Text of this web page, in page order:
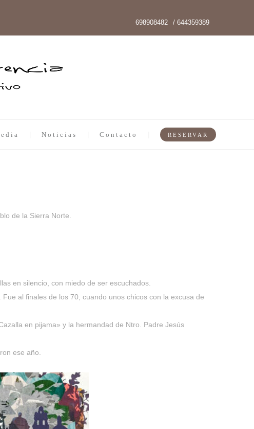
/ 644359389
698908482
Noticias Contacto RESERVAR
de la Sierra Norte.
en silencio, con miedo de ser escuchados.
al finales de los 70, cuando unos chicos con la excusa de
en pijama» y la hermandad de Ntro. Padre Jesús
ese año.